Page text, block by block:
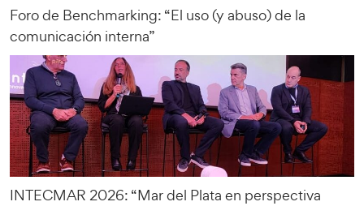
Foro de Benchmarking: “El uso (y abuso) de la
comunicación interna”
INTECMAR 2026: “Mar del Plata en perspectiva